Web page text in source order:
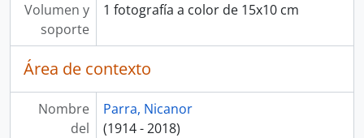
Volumen y
soporte
1 fotografía a color de 15x10 cm
Área de contexto
Nombre
del
Parra, Nicanor
(1914 - 2018)